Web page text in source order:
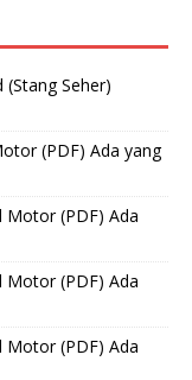
(Stang Seher)
(PDF) Ada yang
(PDF) Ada
(PDF) Ada
(PDF) Ada